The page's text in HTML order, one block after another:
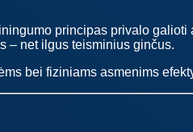
principas privalo
– net ilgus teisminius ginčus.
bei fiziniams asmenims